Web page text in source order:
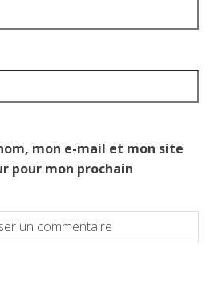
mon e-mail et mon site
pour mon prochain